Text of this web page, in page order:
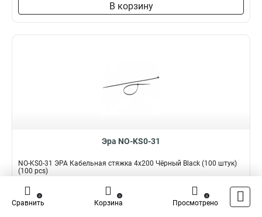
В корзину
Эра NO-KS0-31
NO-KS0-31 ЭРА Кабельная стяжка 4x200 Чёрный Black (100 штук)
(100 pcs)
Подробнее Сравнить
Наличие:
Сравнить
0
Корзина
0
Просмотрено
0